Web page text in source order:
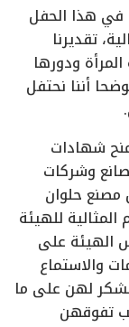
في هذا الحفل
تقديرنا
ودورها
أننا نحتفل
شهادات
وشركات
مصنع حلوان
المثالية للهيئة
حرص رئيس الهيئة على
والاستماع
لهن على ما
تفوقهن